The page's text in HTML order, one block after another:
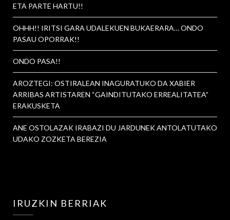
ETA PARTE HARTU!!
OHHH!! IRITSI GARA UDALEKUEN BUKAERARA… ONDO
PASAU OPORRAK!!
ONDO PASA!!
AROZTEGI: OSTIRALEAN INAGURATUKO DA XABIER
ARRIBAS ARTISTAREN “GAINDITUTAKO ERREALITATEA”
ERAKUSKETA
ANE OSTOLAZAK IRABAZI DU JARDUNEK ANTOLATUTAKO
UDAKO ZOZKETA BEREZIA
IRUZKIN BERRIAK